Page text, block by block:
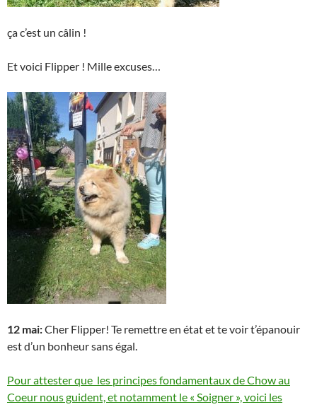
ça c’est un câlin !
Et voici Flipper ! Mille excuses…
12 mai:Cher Flipper! Te remettre en état et te voir t’épanouir
est d’un bonheur sans égal.
Pour attester que les principes fondamentaux de Chow au
Coeur nous guident, et notamment le « Soigner », voici les